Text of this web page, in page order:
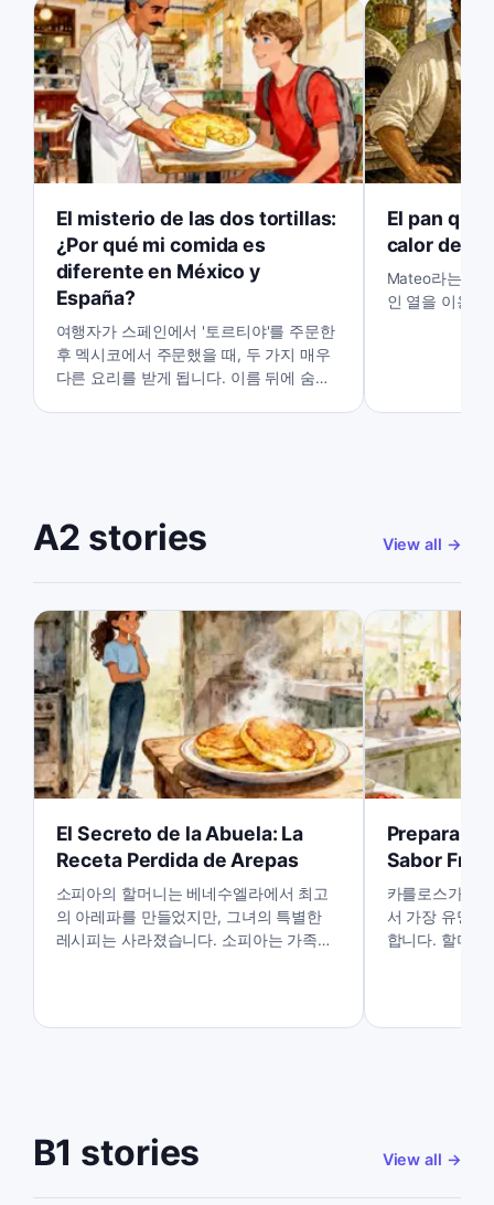
El misterio de las dos tortillas:
¿Por qué mi comida es
diferente en México y
España?
여행자가 스페인에서 '토르티야'를 주문한
후 멕시코에서 주문했을 때, 두 가지 매우
다른 요리를 받게 됩니다. 이름 뒤에 숨겨
El pan que
calor del
Mateo라는 제
인 열을 이용해
A2 stories View all →
El Secreto de la Abuela: La
Receta Perdida de Arepas
소피아의 할머니는 베네수엘라에서 최고
의 아레파를 만들었지만, 그녀의 특별한
레시피는 사라졌습니다. 소피아는 가족의
Sabor
카를로스가 처
서 가장 유명한
합니다. 할머니
B1 stories View all →